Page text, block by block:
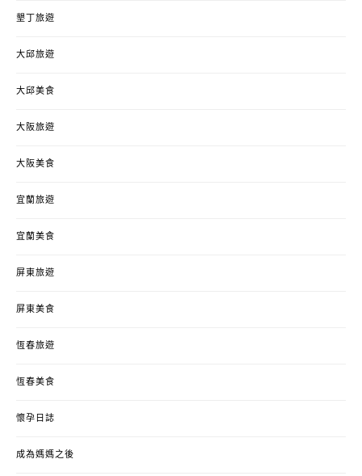
墾丁旅遊
大邱旅遊
大邱美食
大阪旅遊
大阪美食
宜蘭旅遊
宜蘭美食
屏東旅遊
屏東美食
恆春旅遊
恆春美食
懷孕日誌
成為媽媽之後